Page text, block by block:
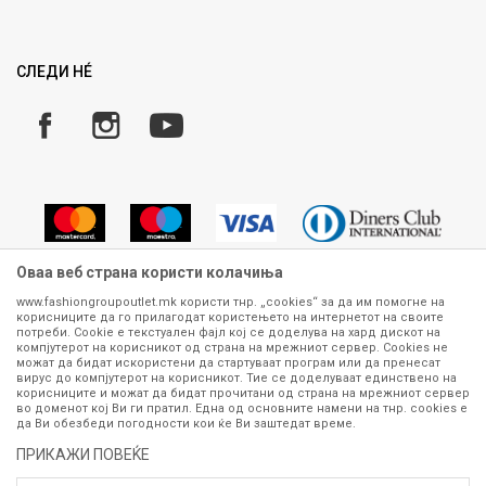
Замена и рефундација на производи
Плаќање
СЛЕДИ НÉ
Сите информации околу производите кои се изложени на нашата
онлајн продавница се стремиме да бидат конкретни, точни и прецизни,
меѓутоа не можеме да гарантираме дека се без ниту една грешка или
пак дека сите производи во моментот се достапни на залиха.
Фотографиите се најверодостојниот приказ на производот. Доколку
дојде до потреба за замена на производ или рефундација, процедурата
контактирајте не на телефонскиот број 070 275 363 или на е-
маилoutlet@fashiongroup.com.mkодпонеделник до петок (08-16ч)
Оваа веб страна користи колачиња
www.fashiongroupoutlet.mk користи тнр. „cookies“ за да им помогне на
корисниците да го прилагодат користењето на интернетот на своите
потреби. Cookie е текстуален фајл кој се доделува на хард дискот на
компјутерот на корисникот од страна на мрежниот сервер. Cookies не
можат да бидат искористени да стартуваат програм или да пренесат
вирус до компјутерот на корисникот. Тие се доделуваат единствено на
корисниците и можат да бидат прочитани од страна на мрежниот сервер
во доменот кој Ви ги пратил. Една од основните намени на тнр. сookies е
да Ви обезбеди погодности кои ќе Ви заштедат време.
ПРИКАЖИ ПОВЕЌЕ